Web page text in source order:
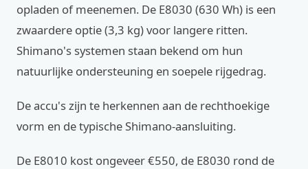
opladen of meenemen. De E8030 (630 Wh) is een
zwaardere optie (3,3 kg) voor langere ritten.
Shimano's systemen staan bekend om hun
natuurlijke ondersteuning en soepele rijgedrag.
De accu's zijn te herkennen aan de rechthoekige
vorm en de typische Shimano-aansluiting.
De E8010 kost ongeveer €550, de E8030 rond de